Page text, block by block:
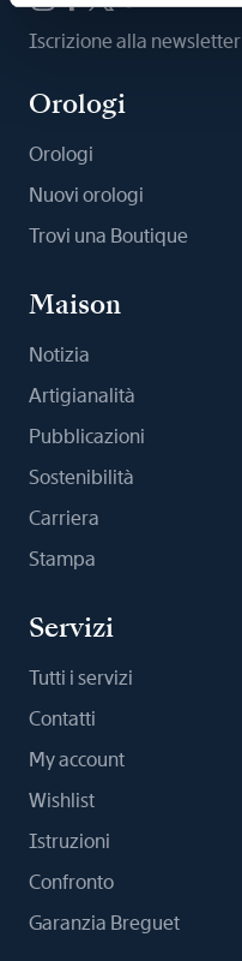
Iscrizione alla newsletter
Orologi
Orologi
Nuovi orologi
Trovi una Boutique
Maison
Notizia
Artigianalità
Pubblicazioni
Sostenibilità
Carriera
Stampa
Servizi
Tutti i servizi
Contatti
My account
Wishlist
Istruzioni
Confronto
Garanzia Breguet